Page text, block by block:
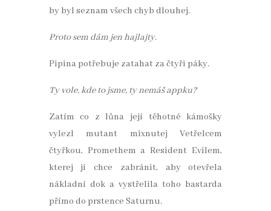
by byl seznam všech chyb dlouhej.
Proto sem dám jen hajlajty.
Pipina potřebuje zatahat za čtyři páky.
Ty vole, kde to jsme, ty nemáš appku?
Zatím co z lůna její těhotné kámošky
vylezl mutant mixnutej Vetřelcem
čtyřkou, Promethem a Resident Evilem,
kterej jí chce zabránit, aby otevřela
nákladní dok a vystřelila toho bastarda
přímo do prstence Saturnu.